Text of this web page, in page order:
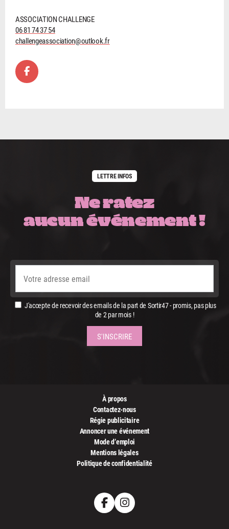
ASSOCIATION CHALLENGE
06 81 74 37 54
challengeassociation@outlook.fr
LETTRE INFOS
Ne ratez
aucun événement !
J'accepte de recevoir des emails de la part de Sortir47 - promis, pas plus
de 2 par mois !
À propos
Contactez-nous
Régie publicitaire
Annoncer une événement
Mode d’emploi
Mentions légales
Politique de confidentialité